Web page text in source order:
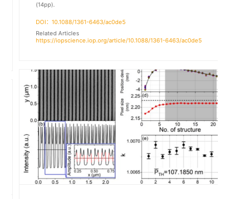
(14pp).
DOI：10.1088/1361-6463/ac0de5
Related Articles
https://iopscience.iop.org/article/10.1088/1361-6463/ac0de5